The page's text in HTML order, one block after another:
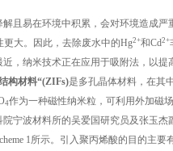
且易在环境中积累，会对环境造成
更大。因此，去除废水中的Hg2+和Cd2+
，纳米技术正在应用于吸附法，以提
构材料“(ZIFs)是多孔晶体材料，在其
4作为一种磁性纳米粒，可利用外加磁
宁波材料所的吴爱国研究员及张玉杰
1所示。引入聚丙烯酸的目的主要